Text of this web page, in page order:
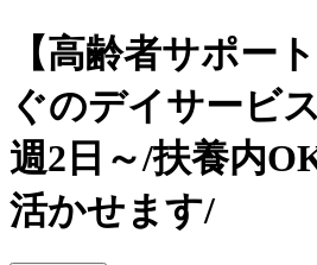
【高齢者サポー
ぐのデイサービ
週2日～/扶養内
活かせます/